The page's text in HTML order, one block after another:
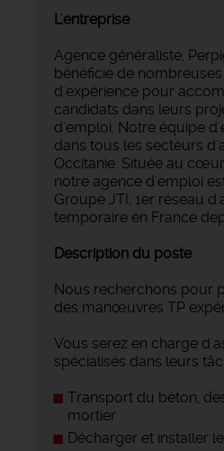
L'entreprise
Agence généraliste,
bénéficie de nombreuses
d'expérience pour
candidats dans leurs
d'emploi. Notre équipe
dans tous les secteurs
Occitanie. Située au
notre agence d'emploi
Groupe JTI, 1er réseau
temporaire en France
Description du poste
Nous recherchons pour
des manœuvres TP
Vous serez en charge
spécialisés dans leurs
Transport du béton,
mortier
Décharger et installer